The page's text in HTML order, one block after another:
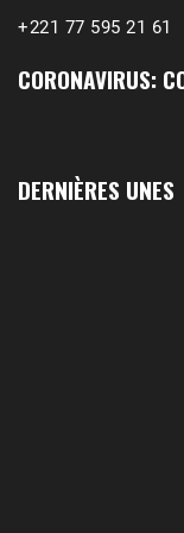
+221 77 595 21 61
CORONAVIRUS:
DERNIÈRES UNES